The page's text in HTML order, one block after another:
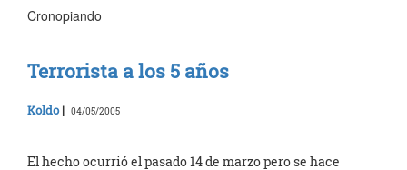
Cronopiando
Terrorista a los 5 años
Koldo| 04/05/2005
El hecho ocurrió el pasado 14 de marzo pero se hace